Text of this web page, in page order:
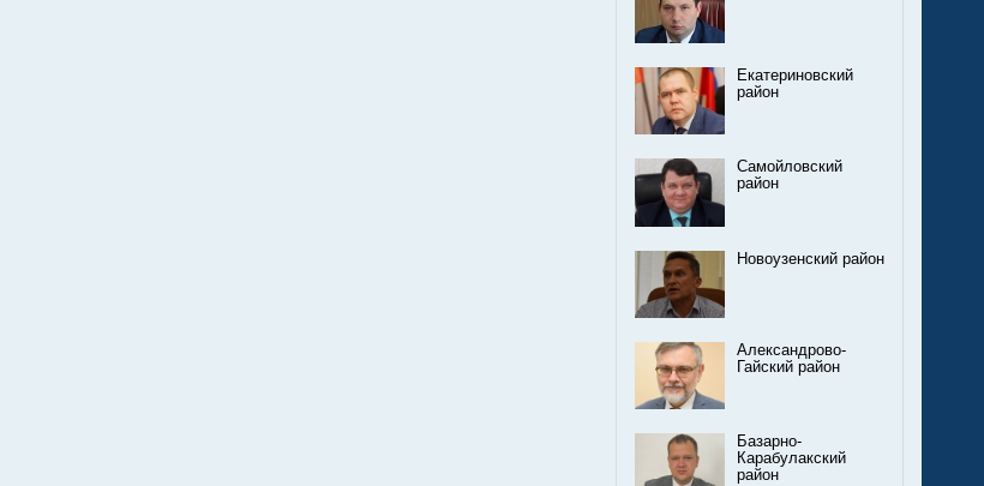
Екатериновский
район
Самойловский
район
Новоузенский район
Александрово-
Гайский район
Базарно-
Карабулакский
район